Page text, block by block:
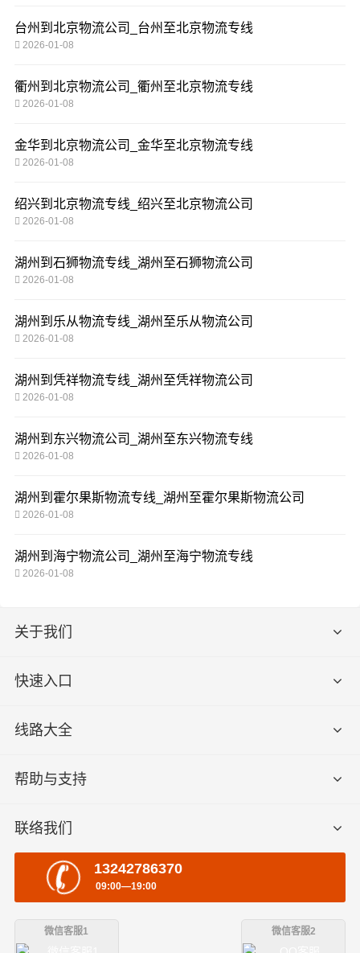
台州到北京物流公司_台州至北京物流专线
2026-01-08
衢州到北京物流公司_衢州至北京物流专线
2026-01-08
金华到北京物流公司_金华至北京物流专线
2026-01-08
绍兴到北京物流专线_绍兴至北京物流公司
2026-01-08
湖州到石狮物流专线_湖州至石狮物流公司
2026-01-08
湖州到乐从物流专线_湖州至乐从物流公司
2026-01-08
湖州到凭祥物流专线_湖州至凭祥物流公司
2026-01-08
湖州到东兴物流公司_湖州至东兴物流专线
2026-01-08
湖州到霍尔果斯物流专线_湖州至霍尔果斯物流公司
2026-01-08
湖州到海宁物流公司_湖州至海宁物流专线
2026-01-08
关于我们
快速入口
线路大全
帮助与支持
联络我们
13242786370
09:00—19:00
微信客服1 微信客服2